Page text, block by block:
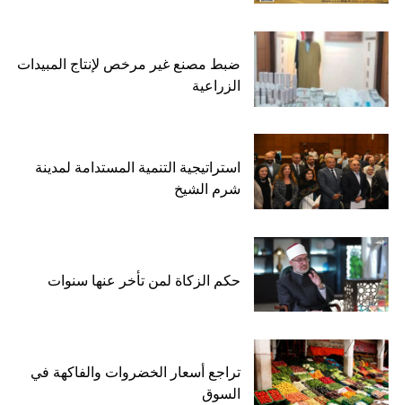
ضبط مصنع غير مرخص لإنتاج المبيدات
الزراعية
استراتيجية التنمية المستدامة لمدينة
شرم الشيخ
حكم الزكاة لمن تأخر عنها سنوات
تراجع أسعار الخضروات والفاكهة في
السوق